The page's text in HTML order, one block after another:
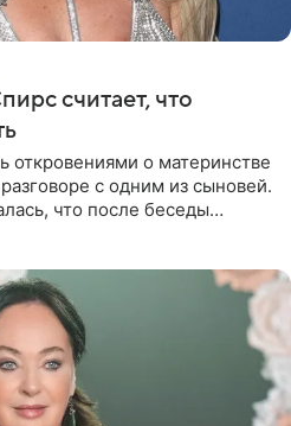
считает, что
откровениями о материнстве
с одним из сыновей.
что после беседы